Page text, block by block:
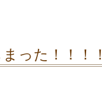
った！！！！